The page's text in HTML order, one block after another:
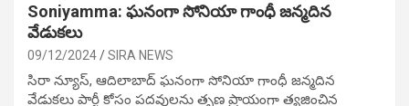
Soniyamma: ఘ‌నంగా సోనియా గాంధీ జ‌న్మ‌దిన
వేడుక‌లు
09/12/2024 SIRA NEWS
సిరా న్యూస్, ఆదిలాబాద్ ఘ‌నంగా సోనియా గాంధీ జ‌న్మ‌దిన
వేడుక‌లు పార్టీ కోసం ప‌ద‌వుల‌ను తృణ ప్రాయంగా త్య‌జించిన